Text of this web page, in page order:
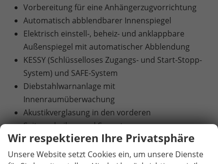
Vorbereitung für eine Anhängerzugvorrichtung
Automatisch abblendbarer Innenspiegel
Elektrisch einstell-, beheiz- und anklappbare
Außenspiegel mit automatischer Abblendung
KESSY (Schlüsselloses Zugangs- und Start-Stopp-
System) und SAFE-System
Diebstahlwarnanlage mit
Innenraumüberwachung
Akustikverglasung in den vorderen
Seitenscheiben und Sunset
Klimaanlage Climatronic (2-Zonen) mit
Allergenfilter und Geruchsfilter
Wir respektieren Ihre Privatsphäre
Unsere Website setzt Cookies ein, um unsere Dienste